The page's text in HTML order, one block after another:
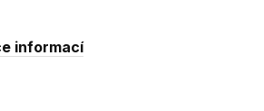
informací